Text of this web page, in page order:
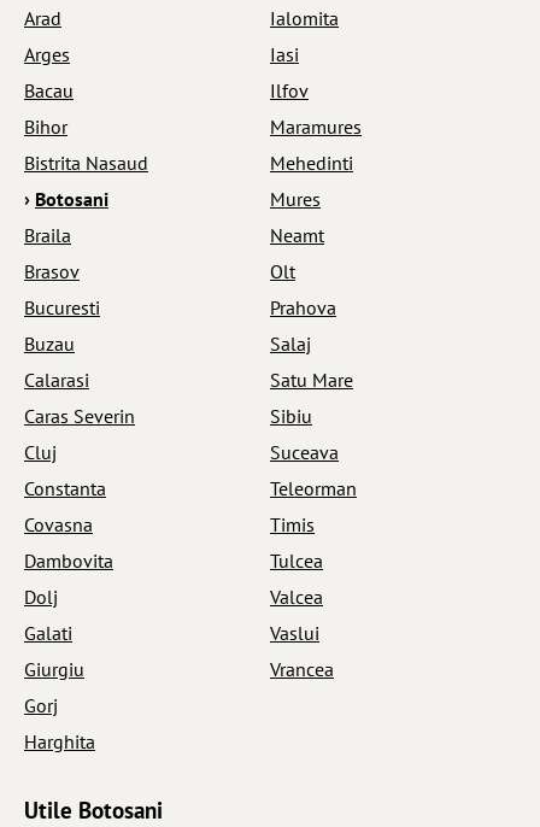
Arad
Arges
Bacau
Bihor
Bistrita Nasaud
› Botosani
Braila
Brasov
Bucuresti
Buzau
Calarasi
Caras Severin
Cluj
Constanta
Covasna
Dambovita
Dolj
Galati
Giurgiu
Gorj
Harghita
Ialomita
Iasi
Ilfov
Maramures
Mehedinti
Mures
Neamt
Olt
Prahova
Salaj
Satu Mare
Sibiu
Suceava
Teleorman
Timis
Tulcea
Valcea
Vaslui
Vrancea
Utile Botosani